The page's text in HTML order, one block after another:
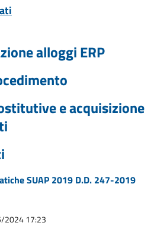
alloggi ERP
e acquisizione
SUAP 2019 D.D. 247-2019
2024 17:23